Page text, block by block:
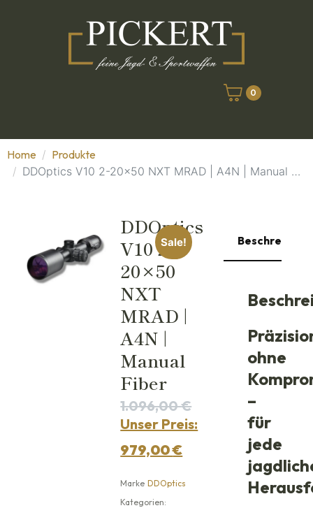
0
Home
Produkte
DDOptics V10 2-20x50 NXT MRAD | A4N | Manual Fiber
Sale!
DDOptics
V10 2-
20×50
NXT
MRAD |
A4N |
Manual
Fiber
1.096,00€
Unser Preis:
979,00€
Marke DDOptics
Kategorien:
Beschreibung
ohne
–
für
jede